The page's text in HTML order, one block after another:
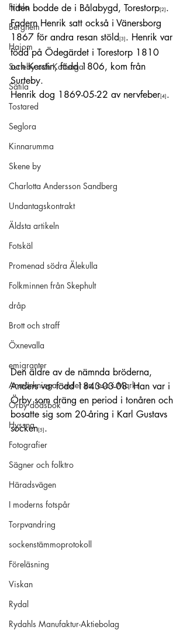
Fritsla
Berghem
Hajom
Surteby och Kattunga
Sätila
Tostared
Seglora
Kinnarumma
Skene by
Charlotta Andersson Sandberg
Undantagskontrakt
Äldsta artikeln
Fotskäl
Promenad södra Älekulla
Folkminnen från Skephult
dråp
Brott och straff
Öxnevalla
emigranter
Anmärkningar under en resa i Marks
Örby dödsbok
Hyssna
Fotografier
Sägner och folktro
Häradsvägen
I moderns fotspår
Torpvandring
sockenstämmoprotokoll
Föreläsning
Viskan
Rydal
Rydahls Manufaktur-Aktiebolag
tiden bodde de i Bålabygd, Torestorp[2] .
Fadern Henrik satt också i Vänersborg
1867 för andra resan stöld[3] . Henrik var
född på Ödegärdet i Torestorp 1810
och Kerstin, född 1806, kom från
Surteby.
Henrik dog 1869-05-22 av nervfeber[4] .
Den äldre av de nämnda bröderna,
Anders var född 1843-03-08. Han var i
Örby som dräng en period i tonåren och
bosatte sig som 20-åring i Karl Gustavs
socken[5] .